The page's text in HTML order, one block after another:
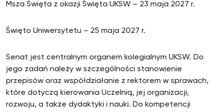
Msza Święta z okazji Święta UKSW – 23 maja 2027 r.
Święto Uniwersytetu – 25 maja 2027 r.
Senat jest centralnym organem kolegialnym UKSW. Do
jego zadań należy w szczególności stanowienie
przepisów oraz współdziałanie z rektorem w sprawach,
które dotyczą kierowania Uczelnią, jej organizacji,
rozwoju, a także dydaktyki i nauki. Do kompetencji